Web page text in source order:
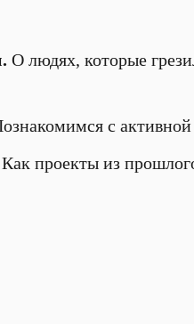
О людях, которые
с
Как проекты из